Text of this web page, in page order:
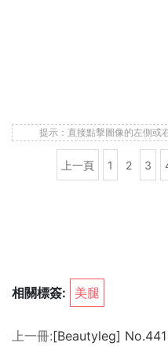
提示：直接點擊圖像的左側或
上一頁 1 2 3
相關標簽: 美腿
上一冊:[Beautyleg]